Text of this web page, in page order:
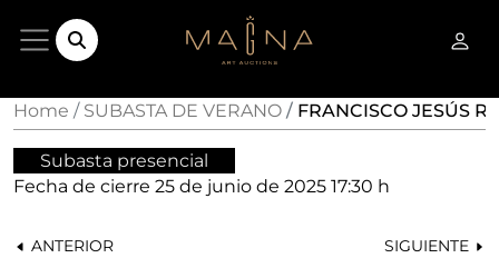
Home SUBASTA DE VERANO FRANCISCO JESÚS
Subasta presencial
Fecha de cierre 25 de junio de 2025 17:30 h
ANTERIOR SIGUIENTE